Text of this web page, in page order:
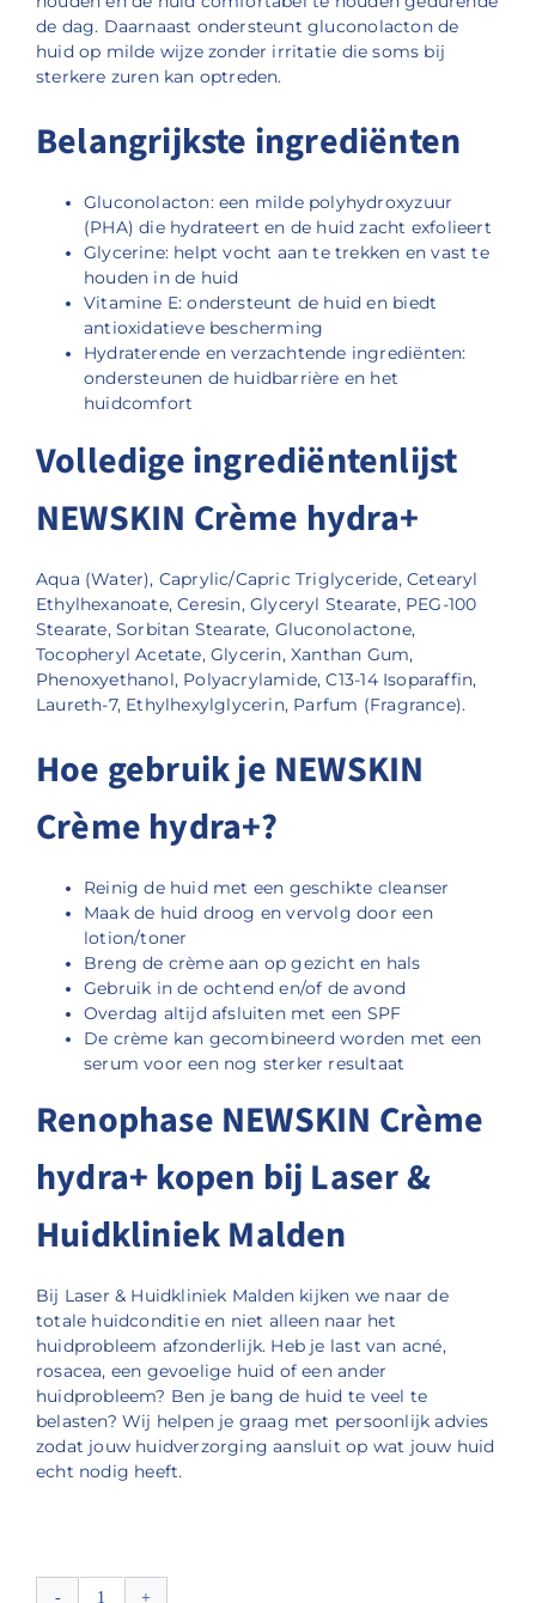
de dag. Daarnaast ondersteunt gluconolacton de
huid op milde wijze zonder irritatie die soms bij
sterkere zuren kan optreden.
Belangrijkste ingrediënten
Gluconolacton: een milde polyhydroxyzuur
(PHA) die hydrateert en de huid zacht exfolieert
Glycerine: helpt vocht aan te trekken en vast te
houden in de huid
Vitamine E: ondersteunt de huid en biedt
antioxidatieve bescherming
Hydraterende en verzachtende ingrediënten:
ondersteunen de huidbarrière en het
huidcomfort
Volledige ingrediëntenlijst
NEWSKIN Crème hydra+
Aqua (Water), Caprylic/Capric Triglyceride, Cetearyl
Ethylhexanoate, Ceresin, Glyceryl Stearate, PEG-100
Stearate, Sorbitan Stearate, Gluconolactone,
Tocopheryl Acetate, Glycerin, Xanthan Gum,
Phenoxyethanol, Polyacrylamide, C13-14 Isoparaffin,
Laureth-7, Ethylhexylglycerin, Parfum (Fragrance).
Hoe gebruik je NEWSKIN
Crème hydra+?
Reinig de huid met een geschikte cleanser
Maak de huid droog en vervolg door een
lotion/toner
Breng de crème aan op gezicht en hals
Gebruik in de ochtend en/of de avond
Overdag altijd afsluiten met een SPF
De crème kan gecombineerd worden met een
serum voor een nog sterker resultaat
Renophase NEWSKIN Crème
hydra+ kopen bij Laser &
Huidkliniek Malden
Bij Laser & Huidkliniek Malden kijken we naar de
totale huidconditie en niet alleen naar het
huidprobleem afzonderlijk. Heb je last van acné,
rosacea, een gevoelige huid of een ander
huidprobleem? Ben je bang de huid te veel te
belasten? Wij helpen je graag met persoonlijk advies
zodat jouw huidverzorging aansluit op wat jouw huid
echt nodig heeft.